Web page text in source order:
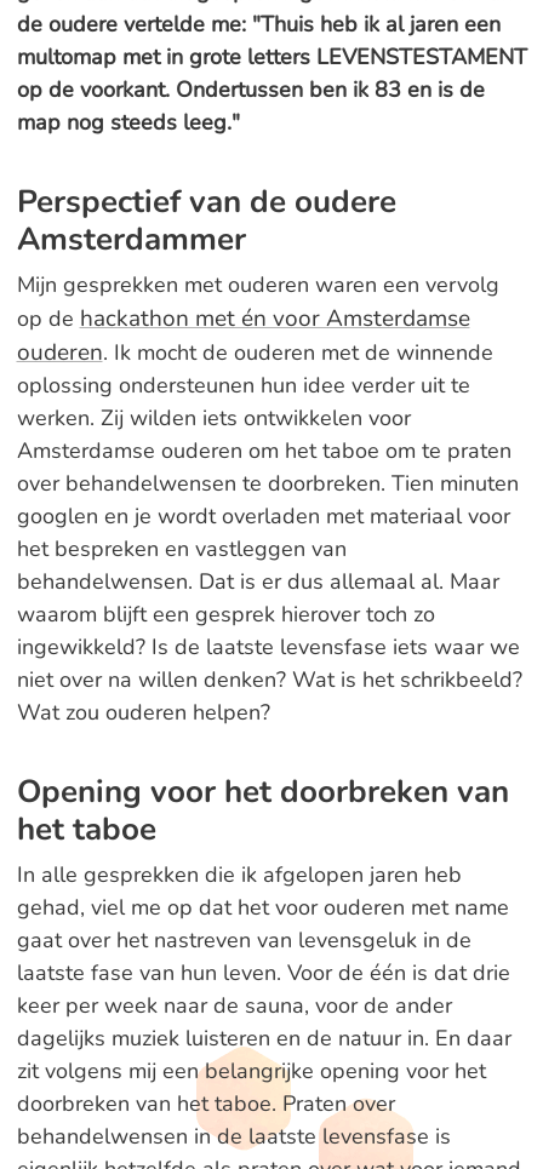
de oudere vertelde me: "Thuis heb ik al jaren een
multomap met in grote letters LEVENSTESTAMENT
op de voorkant. Ondertussen ben ik 83 en is de
map nog steeds leeg."
Perspectief van de oudere
Amsterdammer
Mijn gesprekken met ouderen waren een vervolg
op de hackathon met én voor Amsterdamse
ouderen. Ik mocht de ouderen met de winnende
oplossing ondersteunen hun idee verder uit te
werken. Zij wilden iets ontwikkelen voor
Amsterdamse ouderen om het taboe om te praten
over behandelwensen te doorbreken. Tien minuten
googlen en je wordt overladen met materiaal voor
het bespreken en vastleggen van
behandelwensen. Dat is er dus allemaal al. Maar
waarom blijft een gesprek hierover toch zo
ingewikkeld? Is de laatste levensfase iets waar we
niet over na willen denken? Wat is het schrikbeeld?
Wat zou ouderen helpen?
Opening voor het doorbreken van
het taboe
In alle gesprekken die ik afgelopen jaren heb
gehad, viel me op dat het voor ouderen met name
gaat over het nastreven van levensgeluk in de
laatste fase van hun leven. Voor de één is dat drie
keer per week naar de sauna, voor de ander
dagelijks muziek luisteren en de natuur in. En daar
zit volgens mij een belangrijke opening voor het
doorbreken van het taboe. Praten over
behandelwensen in de laatste levensfase is